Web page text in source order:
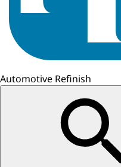
Automotive Refinish